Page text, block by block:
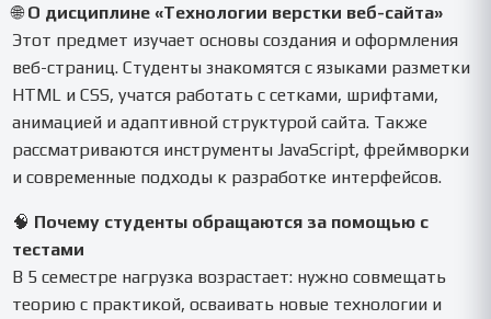
🌐 О дисциплине «Технологии верстки веб-сайта»
Этот предмет изучает основы создания и оформления
веб-страниц. Студенты знакомятся с языками разметки
HTML и CSS, учатся работать с сетками, шрифтами,
анимацией и адаптивной структурой сайта. Также
рассматриваются инструменты JavaScript, фреймворки
и современные подходы к разработке интерфейсов.
🧠 Почему студенты обращаются за помощью с
тестами
В 5 семестре нагрузка возрастает: нужно совмещать
теорию с практикой, осваивать новые технологии и